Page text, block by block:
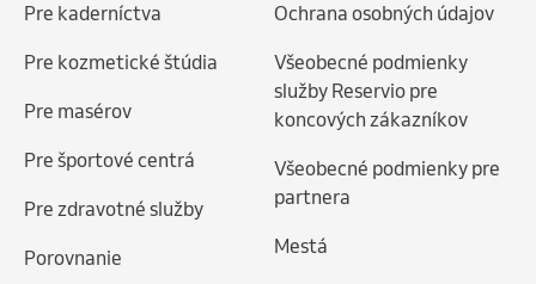
Pre kaderníctva
Pre kozmetické štúdia
Pre masérov
Pre športové centrá
Pre zdravotné služby
Porovnanie
Ochrana osobných údajov
Všeobecné podmienky
služby Reservio pre
koncových zákazníkov
Všeobecné podmienky pre
partnera
Mestá